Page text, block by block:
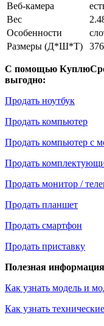
Веб-камера
Вес
Особенности
Размеры (Д*Ш*Т)
С помощью
выгодно:
Продать ноутбук
Продать компьютер
Продать компьютер с
Продать
Продать монитор /
Продать планшет
Продать смартфон
Продать приставку
Полезная информация
Как узнать модель и
Как узнать